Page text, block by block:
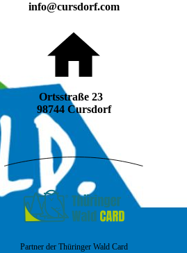
info@cursdorf.com
Ortsstraße 23
98744 Cursdorf
Partner der Thüringer Wald Card